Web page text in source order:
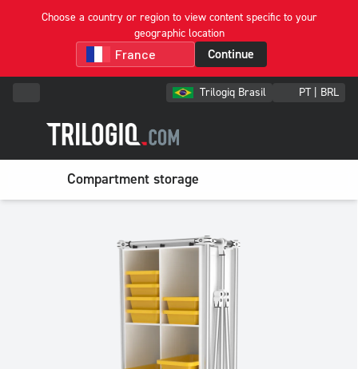
Choose a country or region to view content specific to your
geographic location
Continue
Trilogiq Brasil PT | BRL
Compartment storage